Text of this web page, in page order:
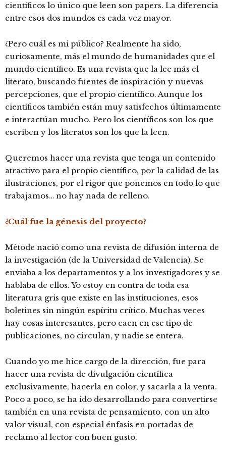
científicos lo único que leen son papers. La diferencia
entre esos dos mundos es cada vez mayor.
¿Pero cuál es mi público? Realmente ha sido,
curiosamente, más el mundo de humanidades que el
mundo científico. Es una revista que la lee más el
literato, buscando fuentes de inspiración y nuevas
percepciones, que el propio científico. Aunque los
científicos también están muy satisfechos últimamente
e interactúan mucho. Pero los científicos son los que
escriben y los literatos son los que la leen.
Queremos hacer una revista que tenga un contenido
atractivo para el propio científico, por la calidad de las
ilustraciones, por el rigor que ponemos en todo lo que
trabajamos… no hay nada de relleno.
¿Cuál fue la génesis del proyecto?
Mètode nació como una revista de difusión interna de
la investigación (de la Universidad de Valencia). Se
enviaba a los departamentos y a los investigadores y se
hablaba de ellos. Yo estoy en contra de toda esa
literatura gris que existe en las instituciones, esos
boletines sin ningún espíritu crítico. Muchas veces
hay cosas interesantes, pero caen en ese tipo de
publicaciones, no circulan, y nadie se entera.
Cuando yo me hice cargo de la dirección, fue para
hacer una revista de divulgación científica
exclusivamente, hacerla en color, y sacarla a la venta.
Poco a poco, se ha ido desarrollando para convertirse
también en una revista de pensamiento, con un alto
valor visual, con especial énfasis en portadas de
reclamo al lector con buen gusto.